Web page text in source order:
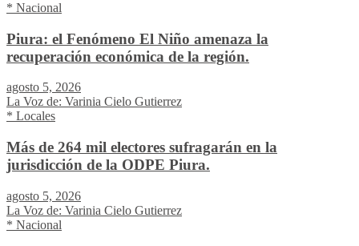
* Nacional
Piura: el Fenómeno El Niño amenaza la
recuperación económica de la región.
agosto 5, 2026
La Voz de: Varinia Cielo Gutierrez
* Locales
Más de 264 mil electores sufragarán en la
jurisdicción de la ODPE Piura.
agosto 5, 2026
La Voz de: Varinia Cielo Gutierrez
* Nacional